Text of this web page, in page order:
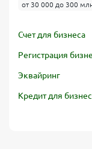
от 30 000 до 300
Счет для бизнеса
Регистрация
Эквайринг
Кредит для